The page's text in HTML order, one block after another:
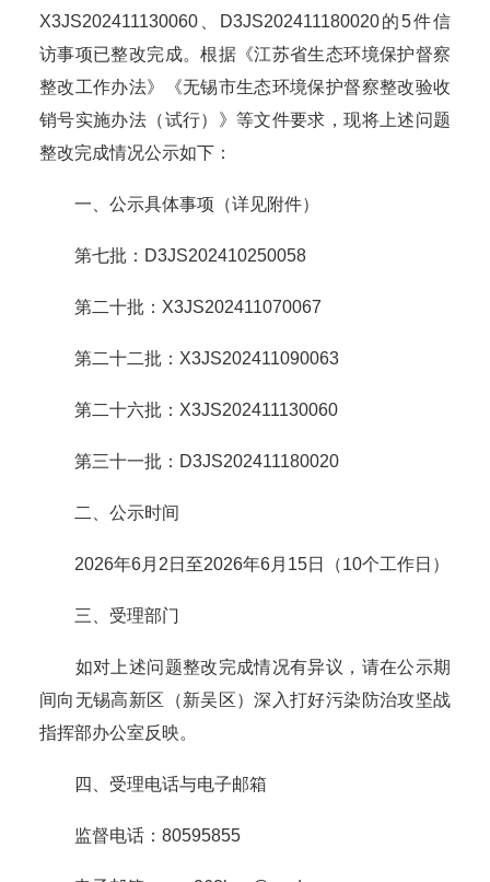
X3JS202411130060、D3JS202411180020的5件信
访事项已整改完成。根据《江苏省生态环境保护督察
整改工作办法》《无锡市生态环境保护督察整改验收
销号实施办法（试行）》等文件要求，现将上述问题
整改完成情况公示如下：
一、 公示具体事项（详见附件）
第七批：D3JS202410250058
第二十批：X3JS202411070067
第二十二批：X3JS202411090063
第二十六批：X3JS202411130060
第三十一批：D3JS202411180020
二、公示时间
2026年6月2日至2026年6月15日（10个工作日）
三、受理部门
如对上述问题整改完成情况有异议，请在公示期
间向无锡高新区（新吴区）深入打好污染防治攻坚战
指挥部办公室反映。
四、受理电话与电子邮箱
监督电话：80595855